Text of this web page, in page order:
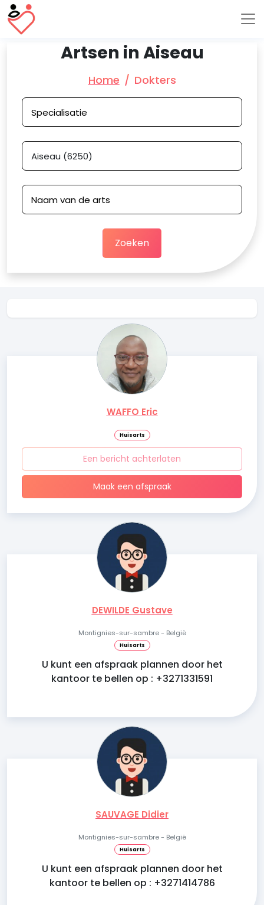
Artsen in Aiseau
Home Dokters
Zoeken
WAFFO Eric
Huisarts
Een bericht achterlaten
Maak een afspraak
DEWILDE Gustave
Montignies-sur-sambre - België
Huisarts
U kunt een afspraak plannen door het
kantoor te bellen op : +3271331591
SAUVAGE Didier
Montignies-sur-sambre - België
Huisarts
U kunt een afspraak plannen door het
kantoor te bellen op : +3271414786